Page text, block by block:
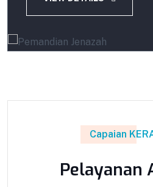
Capaian
Pelayanan